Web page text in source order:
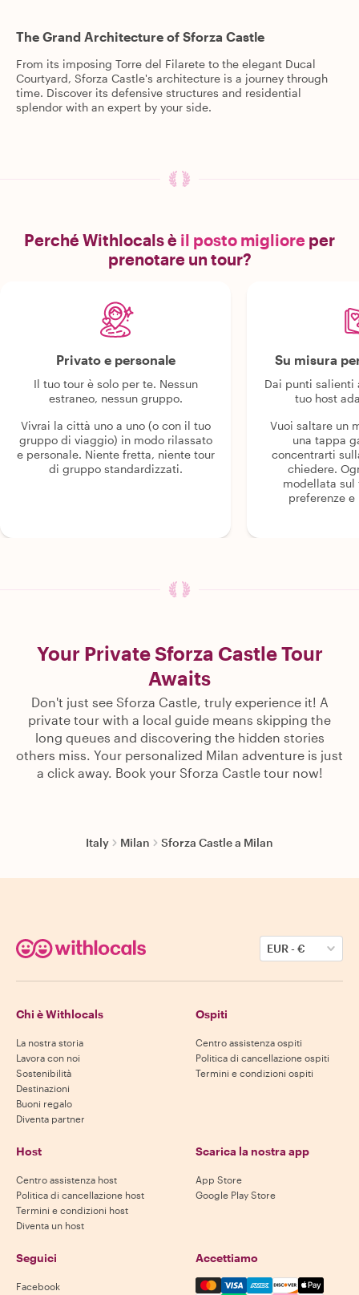
The Grand Architecture of Sforza Castle
From its imposing Torre del Filarete to the elegant Ducal
Courtyard, Sforza Castle's architecture is a journey through
time. Discover its defensive structures and residential
splendor with an expert by your side.
Perché Withlocals è il posto migliore per
prenotare un tour?
Privato e personale
Il tuo tour è solo per te. Nessun
estraneo, nessun gruppo.
Vivrai la città uno a uno (o con il tuo
gruppo di viaggio) in modo rilassato
e personale. Niente fretta, niente tour
di gruppo standardizzati.
Su misura
Dai punti salienti
tuo host
Vuoi saltare un
una tappa
concentrarti
chiedere.
modellata sul
preferenze
Your Private Sforza Castle Tour
Awaits
Don't just see Sforza Castle, truly experience it! A
private tour with a local guide means skipping the
long queues and discovering the hidden stories
others miss. Your personalized Milan adventure is just
a click away. Book your Sforza Castle tour now!
Italy Milan Sforza Castle a Milan
EUR-€
Chi è Withlocals
La nostra storia
Lavora con noi
Sostenibilità
Destinazioni
Buoni regalo
Diventa partner
Ospiti
Centro assistenza ospiti
Politica di cancellazione ospiti
Termini e condizioni ospiti
Host
Centro assistenza host
Politica di cancellazione host
Termini e condizioni host
Diventa un host
Scarica la nostra app
App Store
Google Play Store
Seguici
Facebook
Accettiamo
Mastercard, Visa, Amex,